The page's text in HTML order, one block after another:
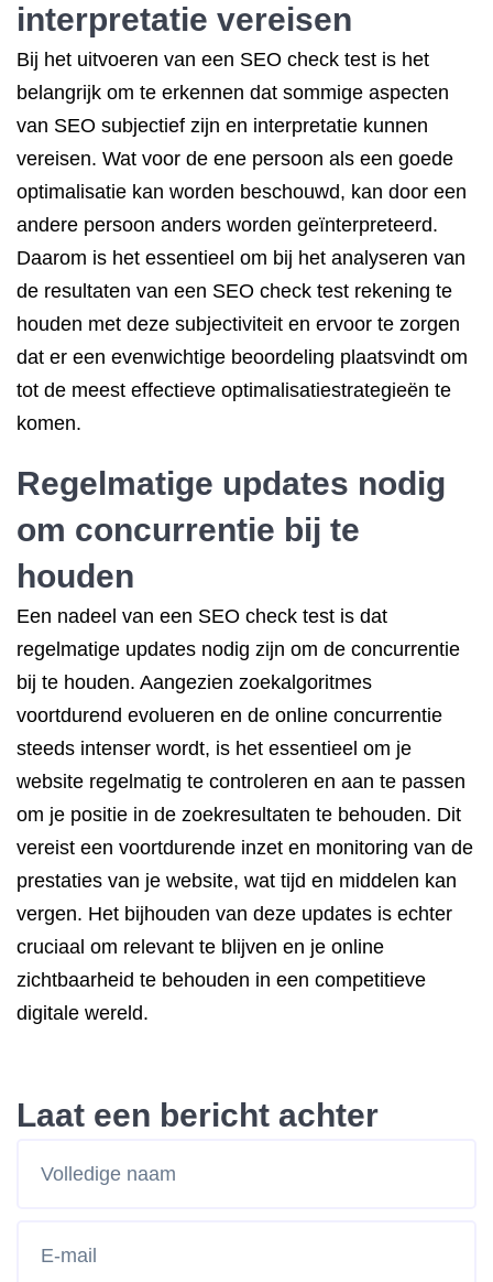
interpretatie vereisen
Bij het uitvoeren van een SEO check test is het
belangrijk om te erkennen dat sommige aspecten
van SEO subjectief zijn en interpretatie kunnen
vereisen. Wat voor de ene persoon als een goede
optimalisatie kan worden beschouwd, kan door een
andere persoon anders worden geïnterpreteerd.
Daarom is het essentieel om bij het analyseren van
de resultaten van een SEO check test rekening te
houden met deze subjectiviteit en ervoor te zorgen
dat er een evenwichtige beoordeling plaatsvindt om
tot de meest effectieve optimalisatiestrategieën te
komen.
Regelmatige updates nodig
om concurrentie bij te
houden
Een nadeel van een SEO check test is dat
regelmatige updates nodig zijn om de concurrentie
bij te houden. Aangezien zoekalgoritmes
voortdurend evolueren en de online concurrentie
steeds intenser wordt, is het essentieel om je
website regelmatig te controleren en aan te passen
om je positie in de zoekresultaten te behouden. Dit
vereist een voortdurende inzet en monitoring van de
prestaties van je website, wat tijd en middelen kan
vergen. Het bijhouden van deze updates is echter
cruciaal om relevant te blijven en je online
zichtbaarheid te behouden in een competitieve
digitale wereld.
Laat een bericht achter